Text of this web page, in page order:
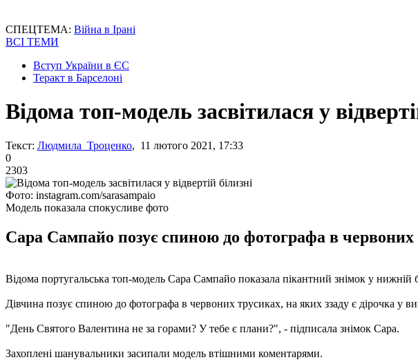
СПЕЦТЕМА: Війна в Ірані
ВСІ ТЕМИ
Вступ України в ЄС
Теракт в Барселоні
Відома топ-модель засвітилася у
Текст: Людмила Троценко, 11 лютого 2021, 17:33
0
2303
Фото: instagram.com/sarasampaio
Модель показала спокусливе фото
Сара Сампайо позує спиною до фотографа в червоних
Відома португальська топ-модель Сара Сампайо показала пікантний знімок у нижній
Дівчина позує спиною до фотографа в червоних трусиках, на яких ззаду є дірочка у
"День Святого Валентина не за горами? У тебе є плани?", - підписала знімок Сара.
Захоплені шанувальники засипали модель втішними коментарями.